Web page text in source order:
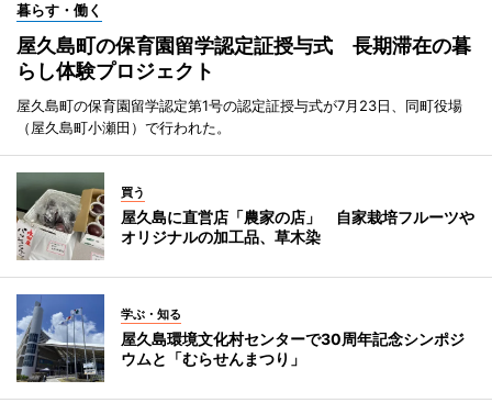
暮らす・働く
屋久島町の保育園留学認定証授与式 長期滞在の暮
らし体験プロジェクト
屋久島町の保育園留学認定第1号の認定証授与式が7月23日、同町役場
（屋久島町小瀬田）で行われた。
買う
屋久島に直営店「農家の店」 自家栽培フルーツや
オリジナルの加工品、草木染
学ぶ・知る
屋久島環境文化村センターで30周年記念シンポジ
ウムと「むらせんまつり」